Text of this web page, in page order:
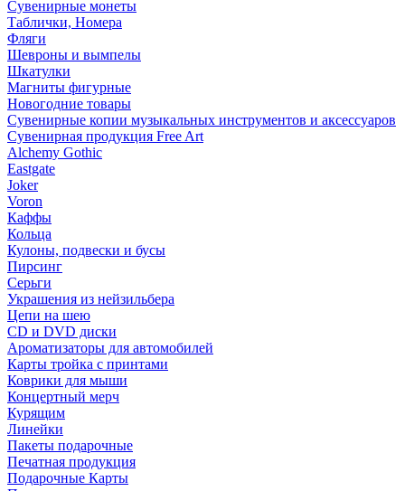
Сувенирные монеты
Таблички, Номера
Фляги
Шевроны и вымпелы
Шкатулки
Магниты фигурные
Новогодние товары
Сувенирные копии музыкальных инструментов и аксессуаров
Сувенирная продукция Free Art
Alchemy Gothic
Eastgate
Joker
Voron
Каффы
Кольца
Кулоны, подвески и бусы
Пирсинг
Серьги
Украшения из нейзильбера
Цепи на шею
CD и DVD диски
Ароматизаторы для автомобилей
Карты тройка с принтами
Коврики для мыши
Концертный мерч
Курящим
Линейки
Пакеты подарочные
Печатная продукция
Подарочные Карты